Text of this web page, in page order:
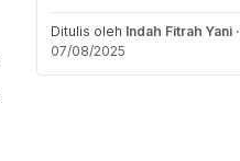
Ditulis oleh Indah Fitrah Yani ·
07/08/2025